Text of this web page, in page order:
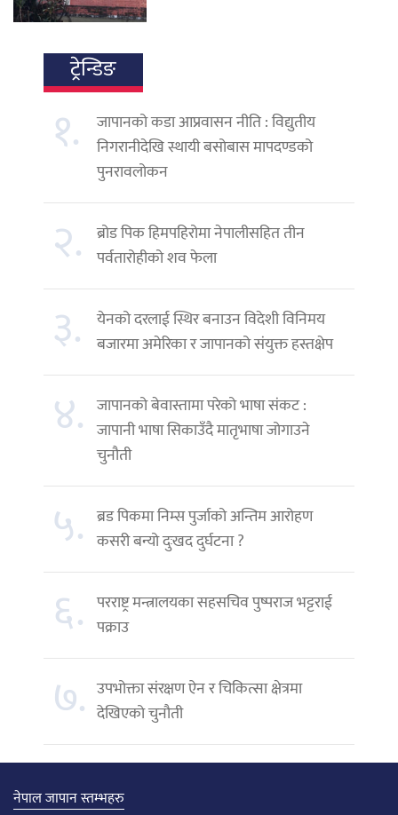
ट्रेन्डिङ
१.
जापानको कडा आप्रवासन नीति : विद्युतीय
निगरानीदेखि स्थायी बसोबास मापदण्डको
पुनरावलोकन
२. ब्रोड पिक हिमपहिरोमा नेपालीसहित तीन
पर्वतारोहीको शव फेला
३.
येनको दरलाई स्थिर बनाउन विदेशी विनिमय
बजारमा अमेरिका र जापानको संयुक्त हस्तक्षेप
४. जापानको बेवास्तामा परेको भाषा संकट :
जापानी भाषा सिकाउँदै मातृभाषा जोगाउने
चुनौती
५. ब्रड पिकमा निम्स पुर्जाको अन्तिम आरोहण
कसरी बन्यो दुःखद दुर्घटना ?
६. परराष्ट्र मन्त्रालयका सहसचिव पुष्पराज भट्टराई
पक्राउ
७. उपभोक्ता संरक्षण ऐन र चिकित्सा क्षेत्रमा
देखिएको चुनौती
नेपाल जापान स्तम्भहरु